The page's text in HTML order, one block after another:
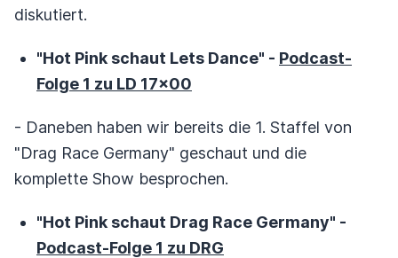
diskutiert.
"Hot Pink schaut Lets Dance" - Podcast-
Folge 1 zu LD 17x00
- Daneben haben wir bereits die 1. Staffel von
"Drag Race Germany" geschaut und die
komplette Show besprochen.
"Hot Pink schaut Drag Race Germany" -
Podcast-Folge 1 zu DRG